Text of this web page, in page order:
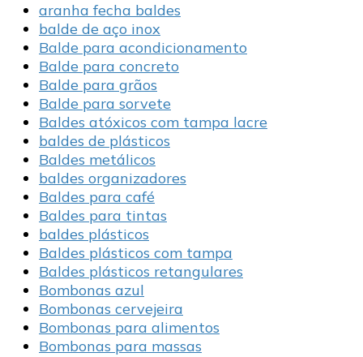
aranha fecha baldes
balde de aço inox
Balde para acondicionamento
Balde para concreto
Balde para grãos
Balde para sorvete
Baldes atóxicos com tampa lacre
baldes de plásticos
Baldes metálicos
baldes organizadores
Baldes para café
Baldes para tintas
baldes plásticos
Baldes plásticos com tampa
Baldes plásticos retangulares
Bombonas azul
Bombonas cervejeira
Bombonas para alimentos
Bombonas para massas